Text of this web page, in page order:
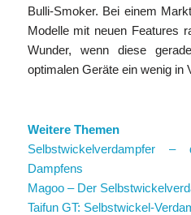
Bulli-Smoker. Bei einem
Modelle mit neuen Features
Wunder, wenn diese
optimalen Geräte ein wenig in
Weitere Themen
Selbstwickelverdampfer
Dampfens
Magoo – Der
Taifun GT: Selbstwickel-